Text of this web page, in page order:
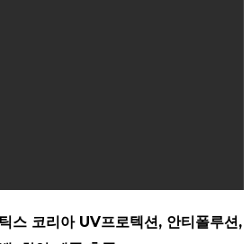
스 코리아 UV프로텍션, 안티폴루션,